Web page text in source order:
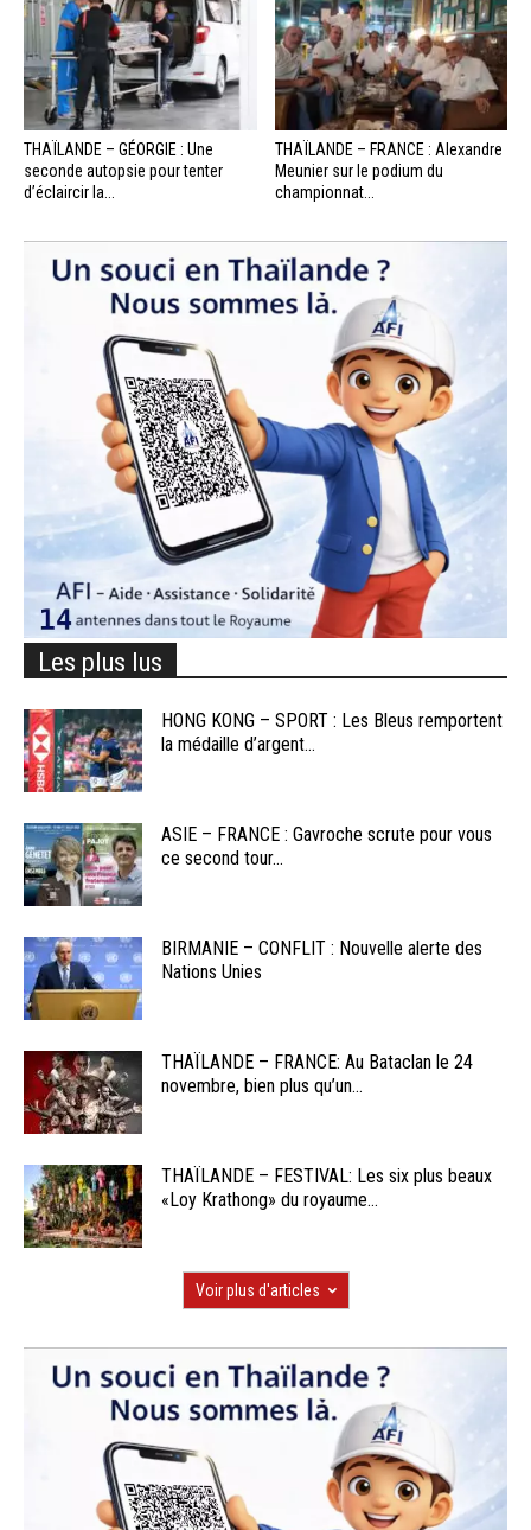
THAÏLANDE – GÉORGIE : Une
seconde autopsie pour tenter
d’éclaircir la...
THAÏLANDE – FRANCE : Alexandre
Meunier sur le podium du
championnat...
Les plus lus
HONG KONG – SPORT : Les Bleus remportent
la médaille d’argent...
ASIE – FRANCE : Gavroche scrute pour vous
ce second tour...
BIRMANIE – CONFLIT : Nouvelle alerte des
Nations Unies
THAÏLANDE – FRANCE: Au Bataclan le 24
novembre, bien plus qu’un...
THAÏLANDE – FESTIVAL: Les six plus beaux
«Loy Krathong» du royaume...
Voir plus d'articles